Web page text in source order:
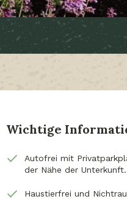
Wichtige
Autofrei mit
der Nähe der Unterkunft.
Haustierfrei und